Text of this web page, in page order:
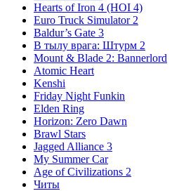
Hearts of Iron 4 (HOI 4)
Euro Truck Simulator 2
Baldur’s Gate 3
В тылу врага: Штурм 2
Mount & Blade 2: Bannerlord
Atomic Heart
Kenshi
Friday Night Funkin
Elden Ring
Horizon: Zero Dawn
Brawl Stars
Jagged Alliance 3
My Summer Car
Age of Civilizations 2
Читы